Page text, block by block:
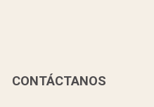
CONTÁCTANOS